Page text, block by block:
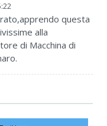
questa
alla
di Macchina di